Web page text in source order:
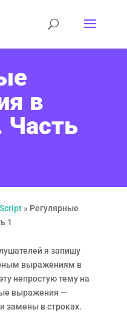
в
Часть
» Регулярные
1
я запишу
выражениям в
непростую тему на
выражения —
замены в строках.